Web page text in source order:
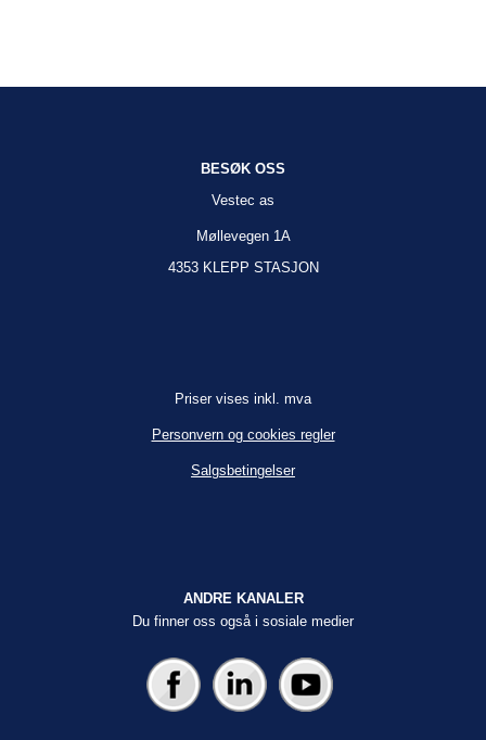
BESØK OSS
Vestec as
Møllevegen 1A
4353 KLEPP STASJON
Priser vises inkl. mva
Personvern og cookies regler
Salgsbetingelser
ANDRE KANALER
Du finner oss også i sosiale medier